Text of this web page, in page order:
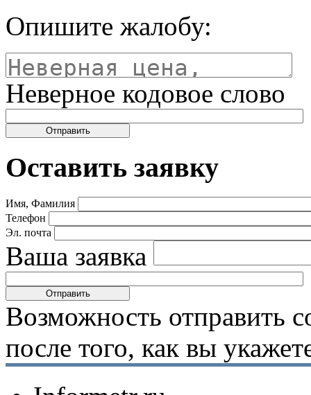
Опишите жалобу:
Неверное кодовое слово
Оставить заявку
Имя, Фамилия
Телефон
Эл. почта
Ваша заявка
Возможность отправить
после того, как вы